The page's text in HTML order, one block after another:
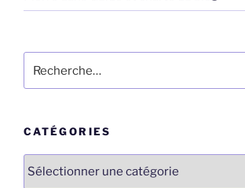
pour
CATÉGORIES
Catégories